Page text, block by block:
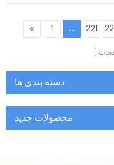
1 ... 221
دسته بندی ها
محصولات جدید